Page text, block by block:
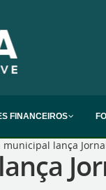
FINANCEIROS
municipal lança